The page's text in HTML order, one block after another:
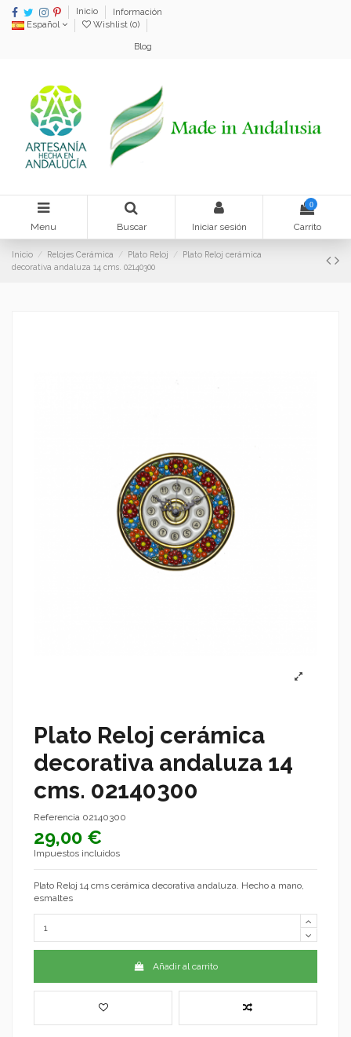
Inicio
Información
Español
Wishlist (0)
Blog
Menu Buscar Iniciar sesión
0
Carrito
Inicio Relojes Cerámica Plato Reloj
Plato Reloj cerámica
decorativa andaluza 14 cms. 02140300
Plato Reloj cerámica
decorativa andaluza 14
cms. 02140300
Referencia 02140300
29,00 €
Impuestos incluidos
Plato Reloj 14 cms cerámica decorativa andaluza. Hecho a mano,
esmaltes
Añadir al carrito